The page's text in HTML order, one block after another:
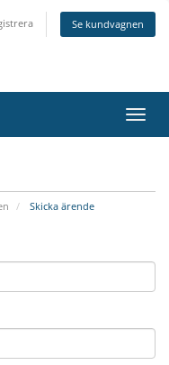
Se kundvagnen
Växla
Skicka ärende